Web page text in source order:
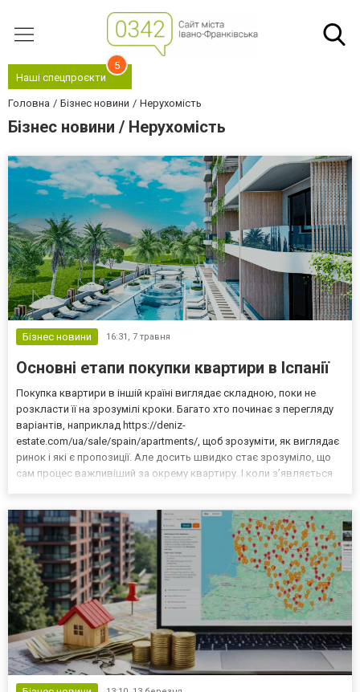
Наші спецпроєкти
5
Головна Бізнес новини Нерухомість
Бізнес новини / Нерухомість
Бізнес новини 16:31, 7 травня
Основні етапи покупки квартири в Іспанії
Покупка квартири в іншій країні виглядає складною, поки не
розкласти її на зрозумілі кроки. Багато хто починає з перегляду
варіантів, наприклад https://deniz-
estate.com/ua/sale/spain/apartments/, щоб зрозуміти, як виглядає
ринок і які є пропозиції. Але досить швидко стає зрозуміло, що
сам процес важливіший за окрему квартиру. І коли з’являється